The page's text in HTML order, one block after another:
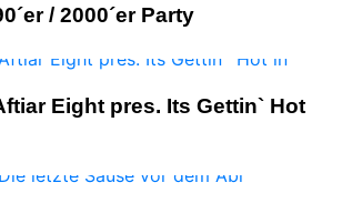
/ 2000´er Party
Eight pres. Its Gettin` Hot